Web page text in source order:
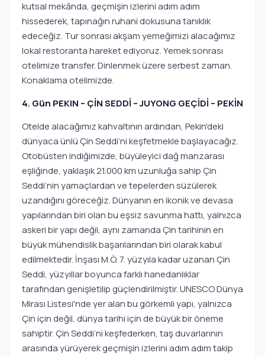
kutsal mekânda, geçmişin izlerini adım adım
hissederek, tapınağın ruhani dokusuna tanıklık
edeceğiz. Tur sonrası akşam yemeğimizi alacağımız
lokal restoranta hareket ediyoruz. Yemek sonrası
otelimize transfer. Dinlenmek üzere serbest zaman.
Konaklama otelimizde.
4. Gün PEKIN – ÇİN SEDDİ – JUYONG GEÇİDİ – PEKİN
Otelde alacağımız kahvaltının ardından, Pekin'deki
dünyaca ünlü Çin Seddi’ni keşfetmekle başlayacağız.
Otobüsten indiğimizde, büyüleyici dağ manzarası
eşliğinde, yaklaşık 21.000 km uzunluğa sahip Çin
Seddi’nin yamaçlardan ve tepelerden süzülerek
uzandığını göreceğiz. Dünyanın en ikonik ve devasa
yapılarından biri olan bu eşsiz savunma hattı, yalnızca
askeri bir yapı değil, aynı zamanda Çin tarihinin en
büyük mühendislik başarılarından biri olarak kabul
edilmektedir. İnşası M.Ö. 7. yüzyıla kadar uzanan Çin
Seddi, yüzyıllar boyunca farklı hanedanlıklar
tarafından genişletilip güçlendirilmiştir. UNESCO Dünya
Mirası Listesi'nde yer alan bu görkemli yapı, yalnızca
Çin için değil, dünya tarihi için de büyük bir öneme
sahiptir. Çin Seddi’ni keşfederken, taş duvarlarının
arasında yürüyerek geçmişin izlerini adım adım takip